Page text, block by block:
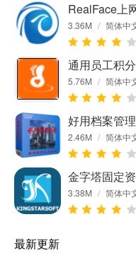
RealFace上
3.36M / 简体中
5.76M / 简体中
好用档案管
2.46M / 简体中
金字塔固定
3.38M / 简体中
最新更新